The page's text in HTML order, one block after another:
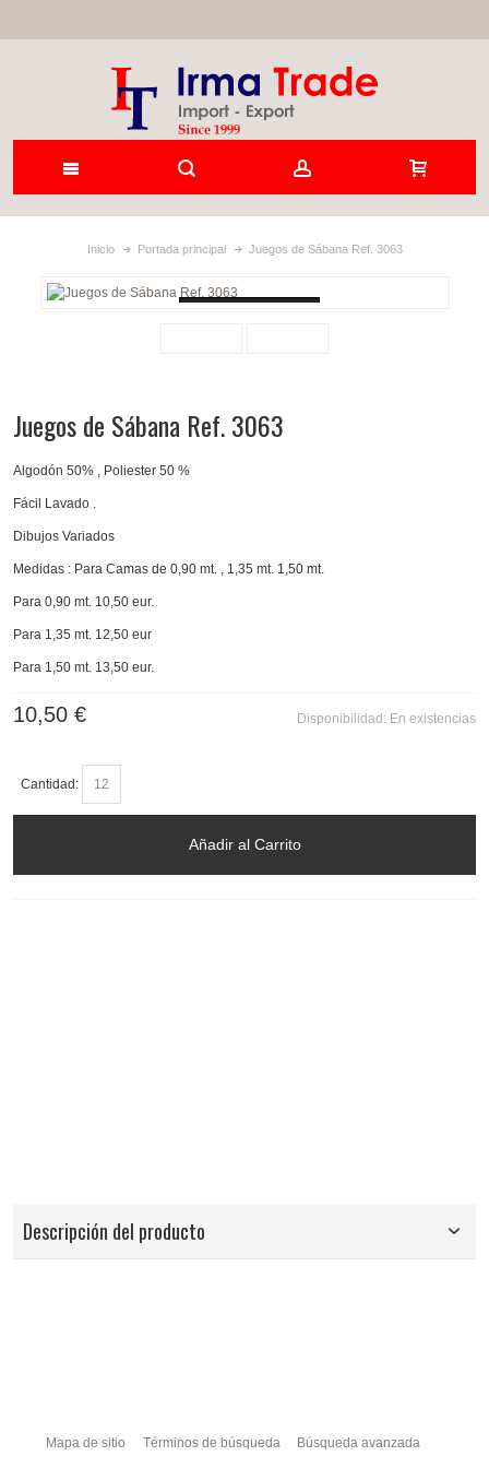
Inicio Portada principal Juegos de Sábana Ref. 3063
Juegos de Sábana Ref. 3063
Algodón 50% , Poliester 50 %
Fácil Lavado .
Dibujos Variados
Medidas : Para Camas de 0,90 mt. , 1,35 mt. 1,50 mt.
Para 0,90 mt. 10,50 eur.
Para 1,35 mt. 12,50 eur
Para 1,50 mt. 13,50 eur.
Disponibilidad: En existencias
10,50 €
Cantidad:
Añadir al Carrito
Descripción del producto
Mapa de sitio Términos de búsqueda Búsqueda avanzada